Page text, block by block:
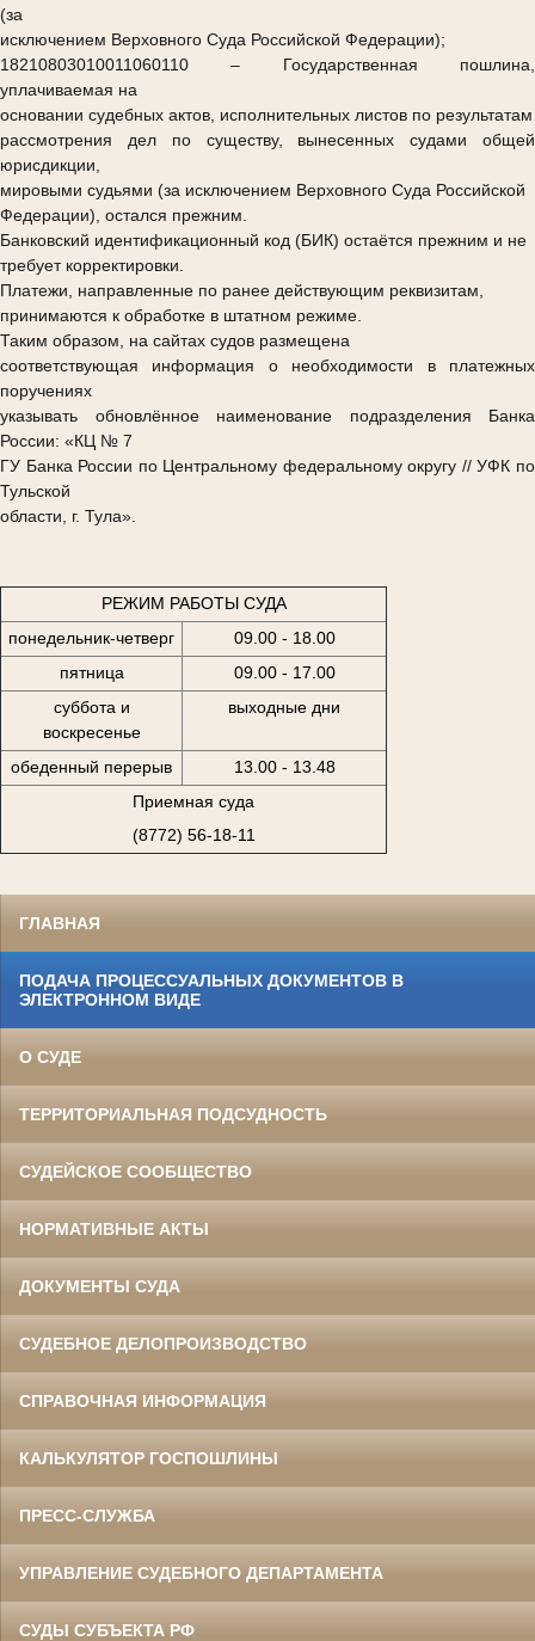
(за
исключением Верховного Суда Российской Федерации);
18210803010011060110 – Государственная пошлина,
уплачиваемая на
основании судебных актов, исполнительных листов по результатам
рассмотрения дел по существу, вынесенных судами общей
юрисдикции,
мировыми судьями (за исключением Верховного Суда Российской
Федерации), остался прежним.
Банковский идентификационный код (БИК) остаётся прежним и не
требует корректировки.
Платежи, направленные по ранее действующим реквизитам,
принимаются к обработке в штатном режиме.
Таким образом, на сайтах судов размещена
соответствующая информация о необходимости в платежных
поручениях
указывать обновлённое наименование подразделения Банка
России: «КЦ № 7
ГУ Банка России по Центральному федеральному округу // УФК по
Тульской
области, г. Тула».
РЕЖИМ РАБОТЫ СУДА
понедельник-четверг
09.00 - 18.00
пятница
09.00 - 17.00
суббота и
воскресенье
выходные дни
обеденный перерыв
13.00 - 13.48
Приемная суда
(8772) 56-18-11
ГЛАВНАЯ
ПОДАЧА ПРОЦЕССУАЛЬНЫХ ДОКУМЕНТОВ В
ЭЛЕКТРОННОМ ВИДЕ
О СУДЕ
ТЕРРИТОРИАЛЬНАЯ ПОДСУДНОСТЬ
СУДЕЙСКОЕ СООБЩЕСТВО
НОРМАТИВНЫЕ АКТЫ
ДОКУМЕНТЫ СУДА
СУДЕБНОЕ ДЕЛОПРОИЗВОДСТВО
СПРАВОЧНАЯ ИНФОРМАЦИЯ
КАЛЬКУЛЯТОР ГОСПОШЛИНЫ
ПРЕСС-СЛУЖБА
УПРАВЛЕНИЕ СУДЕБНОГО ДЕПАРТАМЕНТА
СУДЫ СУБЪЕКТА РФ